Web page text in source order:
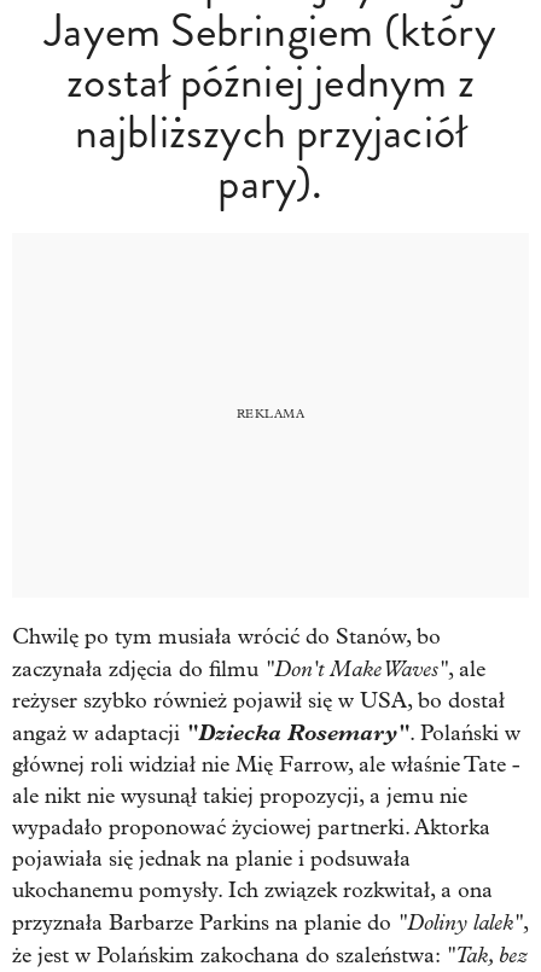
Jayem Sebringiem (który
został później jednym z
najbliższych przyjaciół
pary).
Chwilę po tym musiała wrócić do Stanów, bo
zaczynała zdjęcia do filmu "Don't Make Waves", ale
reżyser szybko również pojawił się w USA, bo dostał
angaż w adaptacji "Dziecka Rosemary". Polański w
głównej roli widział nie Mię Farrow, ale właśnie Tate -
ale nikt nie wysunął takiej propozycji, a jemu nie
wypadało proponować życiowej partnerki. Aktorka
pojawiała się jednak na planie i podsuwała
ukochanemu pomysły. Ich związek rozkwitał, a ona
przyznała Barbarze Parkins na planie do "Doliny lalek",
że jest w Polańskim zakochana do szaleństwa: "Tak, bez